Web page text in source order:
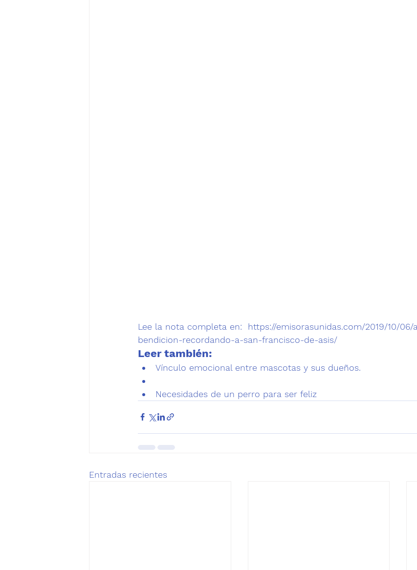
Lee la nota completa en: https://emisorasunidas.com/2019/10/
bendicion-recordando-a-san-francisco-de-asis/
Leer también:
Vínculo emocional entre mascotas y sus dueños.
Necesidades de un perro para ser feliz
Entradas recientes